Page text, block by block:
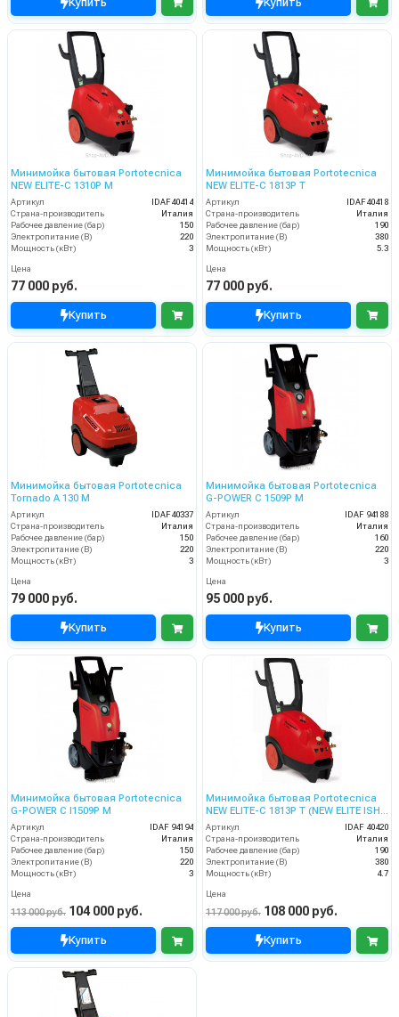
Минимойка бытовая Portotecnica
NEW ELITE-C 1310P M
Артикул
IDAF40414
Страна-производитель
Италия
Рабочее давление (бар)
150
Электропитание (В)
220
Мощность (кВт)
3
Цена
77 000 руб.
Купить
Минимойка бытовая Portotecnica
NEW ELITE-C 1813P T
Артикул
IDAF40418
Страна-производитель
Италия
Рабочее давление (бар)
190
Электропитание (В)
380
Мощность (кВт)
5.3
Цена
77 000 руб.
Купить
Минимойка бытовая Portotecnica
Tornado А 130 М
Артикул
IDAF40337
Страна-производитель
Италия
Рабочее давление (бар)
150
Электропитание (В)
220
Мощность (кВт)
3
Цена
79 000 руб.
Купить
Минимойка бытовая Portotecnica
G-POWER C 1509P M
Артикул
IDAF 94188
Страна-производитель
Италия
Рабочее давление (бар)
160
Электропитание (В)
220
Мощность (кВт)
3
Цена
95 000 руб.
Купить
Минимойка бытовая Portotecnica
G-POWER C I1509P M
Артикул
IDAF 94194
Страна-производитель
Италия
Рабочее давление (бар)
150
Электропитание (В)
220
Мощность (кВт)
3
Цена
113 000 руб. 104 000 руб.
Купить
Минимойка бытовая Portotecnica
NEW ELITE-C 1813P T (NEW ELITE ISHH
2840 T)
Артикул
IDAF 40420
Страна-производитель
Италия
Рабочее давление (бар)
190
Электропитание (В)
380
Мощность (кВт)
4.7
Цена
117 000 руб. 108 000 руб.
Купить